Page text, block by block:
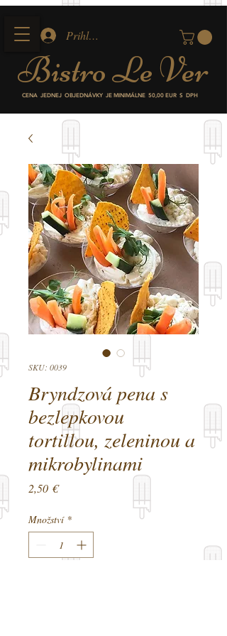
Prihlásiť
BistroLe Ver
CENA JEDNEJ OBJEDNÁVKY JE MINIMÁLNE 50,00 EUR S DPH
SKU: 0039
Bryndzová pena s
bezlepkovou
tortillou, zeleninou a
mikrobylinami
2,50 €Cena
Množství *